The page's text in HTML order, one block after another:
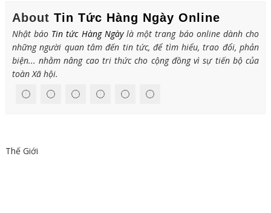
About Tin Tức Hàng Ngày Online
Nhật báo Tin tức Hàng Ngàylà một trang báo online dành cho
những người quan tâm đến tin tức, để tìm hiểu, trao đổi, phản
biện... nhằm nâng cao tri thức cho cộng đồng vì sự tiến bộ của
toàn Xã hội.
Thế Giới